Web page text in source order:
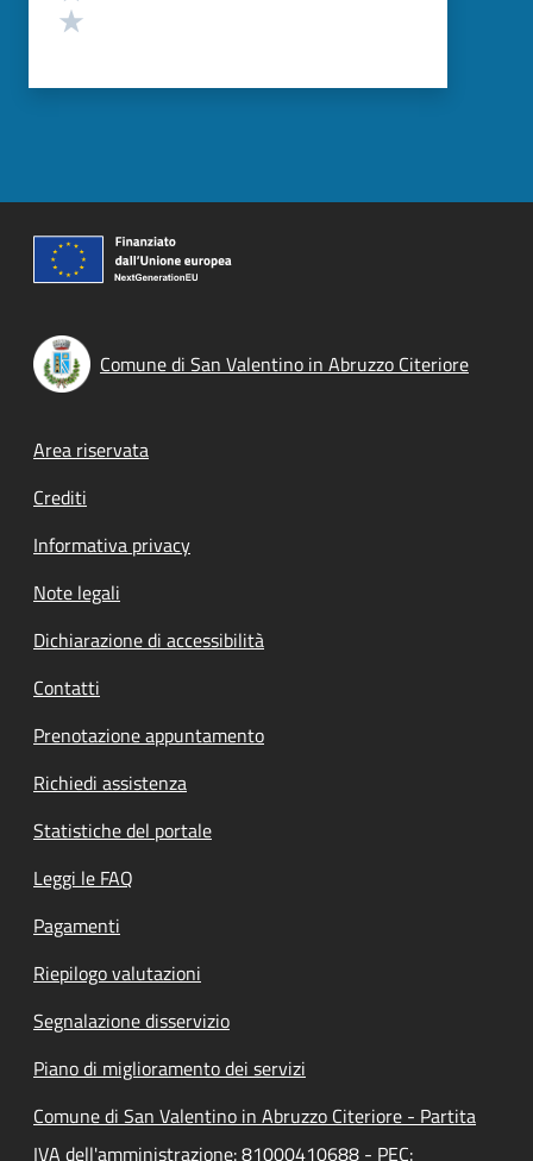
Comune di San Valentino in Abruzzo Citeriore
Footer menu
Area riservata
Crediti
Informativa privacy
Note legali
Dichiarazione di accessibilità
Contatti
Prenotazione appuntamento
Richiedi assistenza
Statistiche del portale
Leggi le FAQ
Pagamenti
Riepilogo valutazioni
Segnalazione disservizio
Piano di miglioramento dei servizi
Comune di San Valentino in Abruzzo Citeriore - Partita
IVA dell'amministrazione: 81000410688 - PEC: